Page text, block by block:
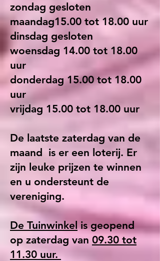
zondag gesloten
maandag15.00 tot 18.00 uur
dinsdag gesloten
woensdag 14.00 tot 18.00
uur
donderdag 15.00 tot 18.00
uur
vrijdag 15.00 tot 18.00 uur
De laatste zaterdag van de
maand is er een loterij. Er
zijn leuke prijzen te winnen
en u ondersteunt de
vereniging.
De Tuinwinkelis geopend
op zaterdag van 09.30 tot
11.30 uur.